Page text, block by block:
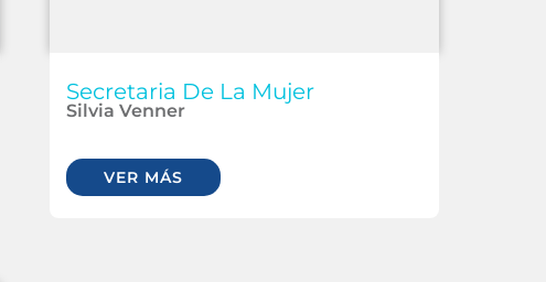
Secretaria De La Mujer
Silvia Venner
VER MÁS